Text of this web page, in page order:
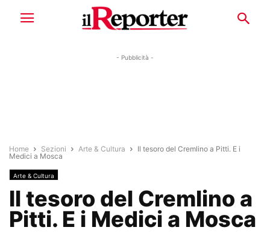
- Pubblicità -
Home Sezioni Arte & Cultura
Il tesoro del Cremlino a Pitti. E i
Medici a Mosca
Arte & Cultura
Il tesoro del Cremlino a
Pitti. E i Medici a Mosca